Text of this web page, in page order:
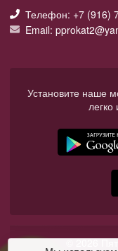
Телефон: +7 (916)
Email:
Установите наше
легко
© 2026